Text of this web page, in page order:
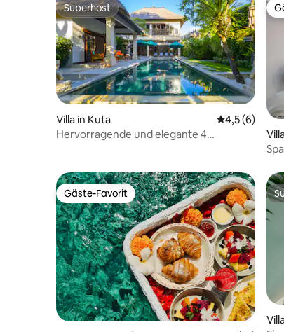
Superhost
Superhost
Villa in Kuta
4,5 (6)
Hervorragende und elegante 4
Gäste-Favorit
Gäste-Favorit